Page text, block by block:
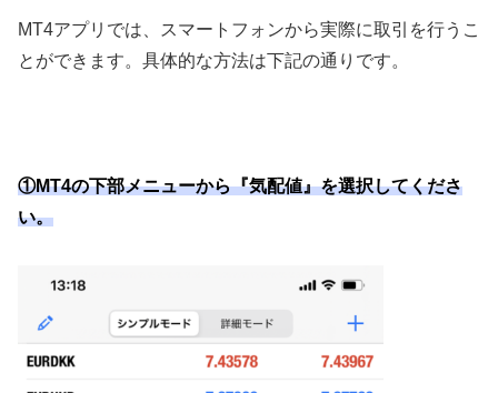
MT4アプリでは、スマートフォンから実際に取引を行うこ
とができます。具体的な方法は下記の通りです。
①MT4の下部メニューから『気配値』を選択してくださ
い。